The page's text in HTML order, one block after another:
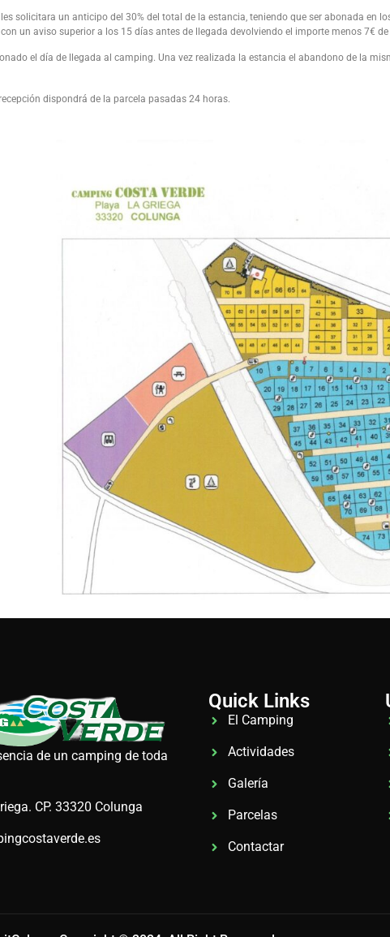
solicitara un anticipo del 30% del total de la estancia, teniendo que ser abonada en
un aviso superior a los 15 días antes de llegada devolviendo el importe menos 7€
el día de llegada al camping. Una vez realizada la estancia el abandono de la
dispondrá de la parcela pasadas 24 horas.
de un camping de toda
CP. 33320 Colunga
Quick Links
El Camping
Actividades
Galería
Parcelas
Contactar